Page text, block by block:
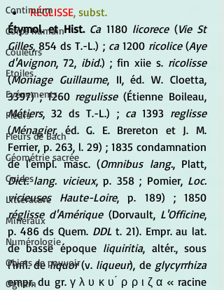
Continuum
Corps humain
Couleurs
Etoiles
Evénements
Fleurs
Fleurs de Bach
Géométrie sacrée
Guides
Littérature
Minéraux
Numérologie
Objets de pouvoir
Ogham
RÉGLISSE, subst.
Étymol. et Hist. Ca 1180 licorece (Vie St
Gilles, 854 ds T.-L.) ; ca 1200 ricolice (Aye
d'Avignon, 72, ibid.) ; fin xiie s. ricolisse
(Moniage Guillaume, II, éd. W. Cloetta,
3397) ; 1260 regulisse
Métiers, 32 ds T.-L.) ; ca 1393 reglisse
(Ménagier, éd. G. E. Brereton et J. M.
Ferrier, p. 263, l. 29) ; 1835 condamnation
de l'empl. masc. (Omnibus lang.
Dict. lang. vicieux, p. 358 ; Pomier, Loc.
vicieuses Haute-Loire
réglisse d'Amérique (Dorvault, L'Officine,
p. 486 ds Quem. DDL t. 21). Empr. au lat.
de basse époque liquiritia, altér., sous
l'infl. de liquor (v. liqueur), de glycyrrhiza
empr. du gr. γ λ υ κ υ ́ ρ ρ ι ζ α « racine